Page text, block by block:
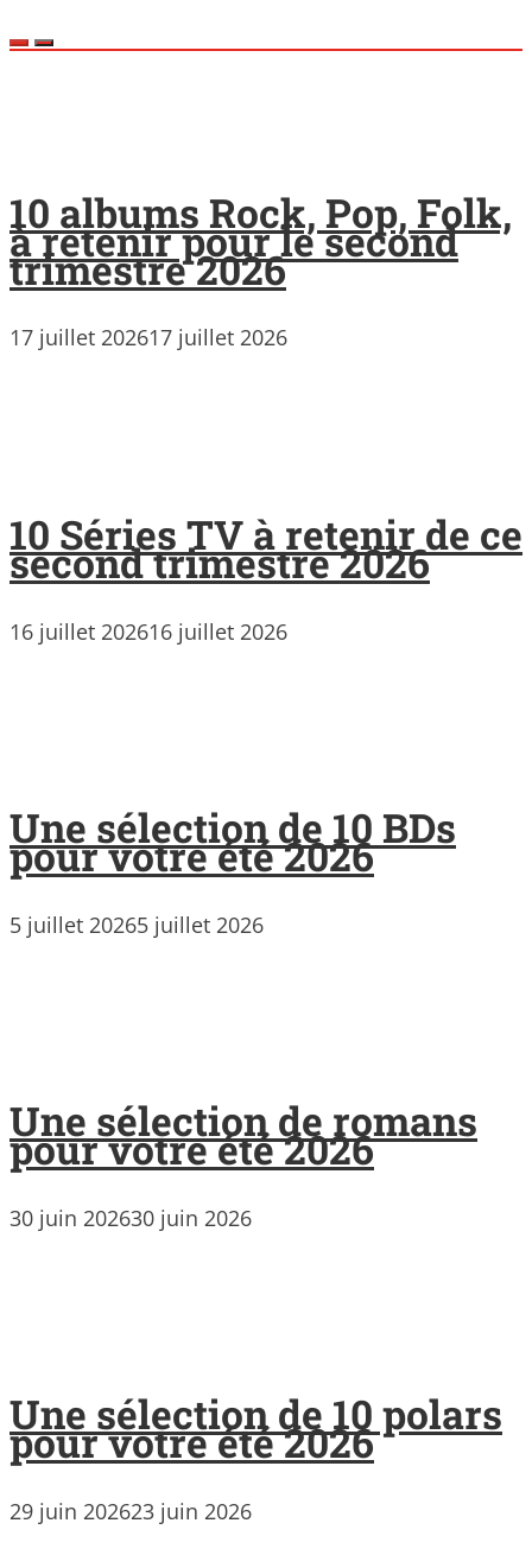
10 albums Rock, Pop, Folk,
à retenir pour le second
trimestre 2026
17 juillet 202617 juillet 2026
10 Séries TV à retenir de ce
second trimestre 2026
16 juillet 202616 juillet 2026
Une sélection de 10 BDs
pour votre été 2026
5 juillet 20265 juillet 2026
Une sélection de romans
pour votre été 2026
30 juin 202630 juin 2026
Une sélection de 10 polars
pour votre été 2026
29 juin 202623 juin 2026